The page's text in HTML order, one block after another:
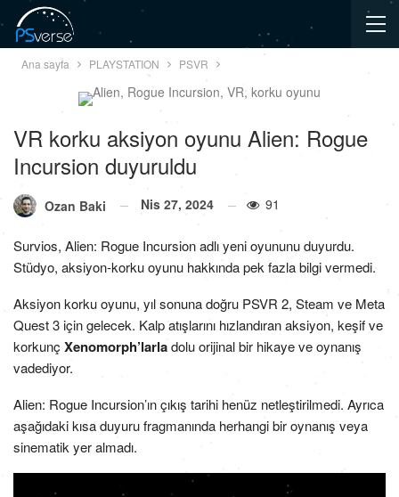
Ana sayfa PLAYSTATION PSVR
VR korku aksiyon oyunu Alien: Rogue
Incursion duyuruldu
Ozan Baki Nis 27, 2024 91
Survios, Alien: Rogue Incursion adlı yeni oyununu duyurdu.
Stüdyo, aksiyon-korku oyunu hakkında pek fazla bilgi vermedi.
Aksiyon korku oyunu, yıl sonuna doğru PSVR 2, Steam ve Meta
Quest 3 için gelecek. Kalp atışlarını hızlandıran aksiyon, keşif ve
korkunç Xenomorph’larladolu orijinal bir hikaye ve oynanış
vadediyor.
Alien: Rogue Incursion’ın çıkış tarihi henüz netleştirilmedi. Ayrıca
aşağıdaki kısa duyuru fragmanında herhangi bir oynanış veya
sinematik yer almadı.